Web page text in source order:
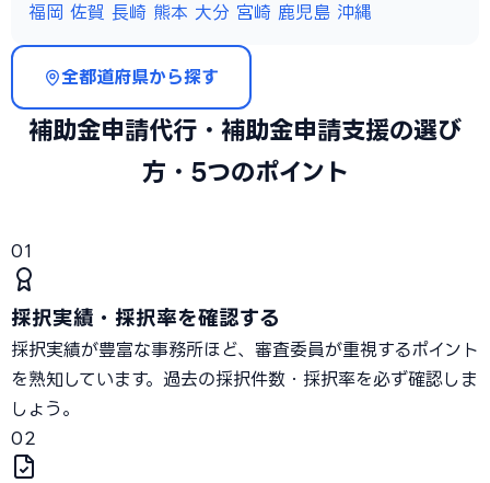
福岡 佐賀 長崎 熊本 大分 宮崎 鹿児島 沖縄
全都道府県から探す
補助金申請代行・補助金申請支援の選び
方・5つのポイント
01
採択実績・採択率を確認する
採択実績が豊富な事務所ほど、審査委員が重視するポイント
を熟知しています。過去の採択件数・採択率を必ず確認しま
しょう。
02